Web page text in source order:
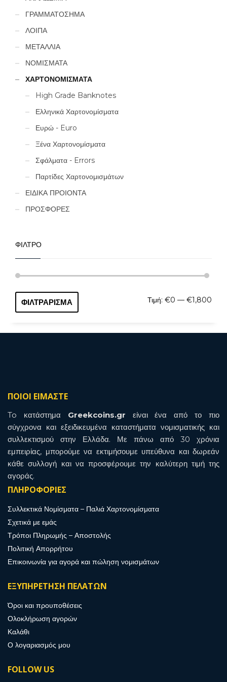
ΓΡΑΜΜΑΤΟΣΗΜΑ
ΛΟΙΠΑ
ΜΕΤΑΛΛΙΑ
ΝΟΜΙΣΜΑΤΑ
ΧΑΡΤΟΝΟΜΙΣΜΑΤΑ
High Grade Banknotes
Ελληνικά Χαρτονομίσματα
Ευρώ - Euro
Ξένα Χαρτονομίσματα
Σφάλματα - Errors
Παρτίδες Χαρτονομισμάτων
ΕΙΔΙΚΑ ΠΡΟΙΟΝΤΑ
ΠΡΟΣΦΟΡΕΣ
ΦΙΛΤΡΟ
ΦΙΛΤΡΆΡΙΣΜΑ Τιμή: €0 — €1,800
ΠΟΙΟΙ ΕΙΜΑΣΤΕ
To κατάστημα Greekcoins.gr είναι ένα από το πιο
σύγχρονα και εξειδικευμένα καταστήματα νομισματικής και
συλλεκτισμού στην Ελλάδα. Με πάνω από 30 χρόνια
εμπειρίας, μπορούμε να εκτιμήσουμε υπεύθυνα και δωρεάν
κάθε συλλογή και να προσφέρουμε την καλύτερη τιμή της
αγοράς.
ΠΛΗΡΟΦΟΡΙΕΣ
Συλλεκτικά Νομίσματα – Παλιά Χαρτονομίσματα
Σχετικά με εμάς
Τρόποι Πληρωμής – Αποστολής
Πολιτική Απορρήτου
Επικοινωνία για αγορά και πώληση νομισμάτων
ΕΞΥΠΗΡΕΤΗΣΗ ΠΕΛΑΤΩΝ
Όροι και προυποθέσεις
Ολοκλήρωση αγορών
Καλάθι
Ο λογαριασμός μου
FOLLOW US